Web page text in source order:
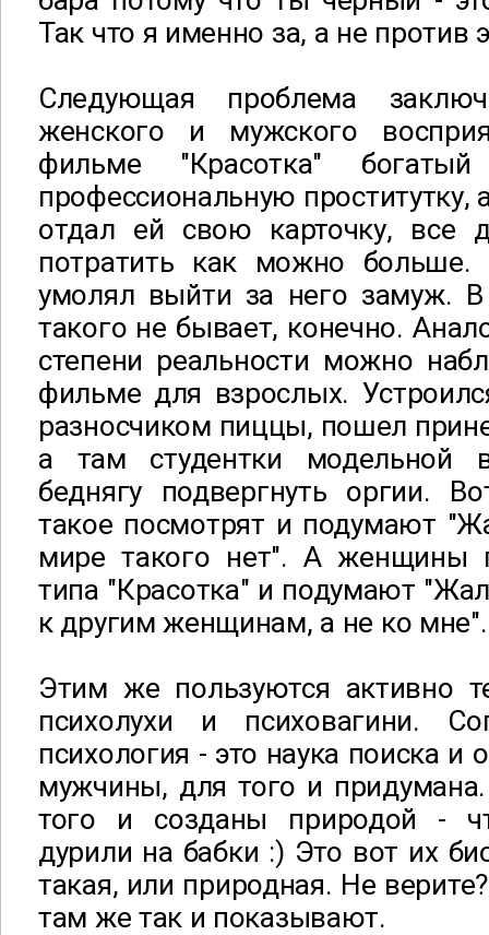
Так что я именно за, а не против
Следующая проблема
женского и мужского
фильме "Красотка"
профессиональную проститутку,
отдал ей свою карточку, все
потратить как можно
умолял выйти за него замуж.
такого не бывает, конечно.
степени реальности можно
фильме для взрослых.
разносчиком пиццы, пошел
а там студентки модельной
беднягу подвергнуть оргии.
такое посмотрят и подумают
мире такого нет". А женщины
типа "Красотка" и подумают
к другим женщинам, а не ко мне".
Этим же пользуются активно
психолухи и психовагини.
психология - это наука поиска и
мужчины, для того и
того и созданы природой -
дурили на бабки :) Это вот их
такая, или природная. Не
там же так и показывают.